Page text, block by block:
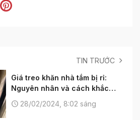
TIN TRƯỚC
Giá treo khăn nhà tắm bị rỉ:
Nguyên nhân và cách khắc
phục
28/02/2024, 8:02 sáng